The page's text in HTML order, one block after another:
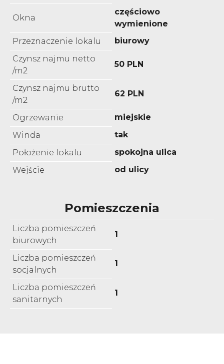
Okna
częściowo
wymienione
Przeznaczenie lokalu
biurowy
Czynsz najmu netto
/m2
50 PLN
Czynsz najmu brutto
/m2
62 PLN
Ogrzewanie
miejskie
Winda
tak
Położenie lokalu
spokojna ulica
Wejście
od ulicy
Pomieszczenia
Liczba pomieszczeń
biurowych
1
Liczba pomieszczeń
socjalnych
1
Liczba pomieszczeń
sanitarnych
1